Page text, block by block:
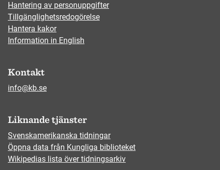
Hantering av personuppgifter
Tillgänglighetsredogörelse
Hantera kakor
Information in English
Kontakt
info@kb.se
Liknande tjänster
Svenskamerikanska tidningar
Öppna data från Kungliga biblioteket
Wikipedias lista över tidningsarkiv